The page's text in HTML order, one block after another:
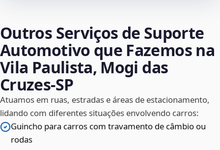
Outros Serviços de Suporte
Automotivo que Fazemos na
Vila Paulista, Mogi das
Cruzes‑SP
Atuamos em ruas, estradas e áreas de estacionamento,
lidando com diferentes situações envolvendo carros:
Guincho para carros com travamento de câmbio ou
rodas